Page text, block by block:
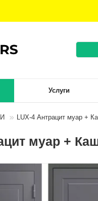
Услуги
LUX-4 Антрацит муар +
муар +